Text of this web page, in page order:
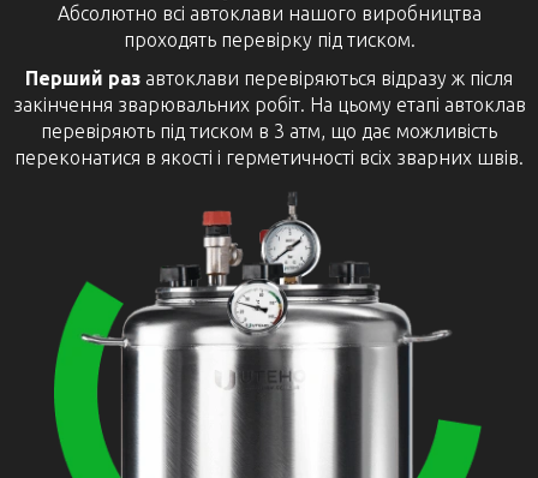
Абсолютно всі автоклави нашого виробництва
проходять перевірку під тиском.
Перший раз автоклави перевіряються відразу ж після
закінчення зварювальних робіт. На цьому етапі автоклав
перевіряють під тиском в 3 атм, що дає можливість
переконатися в якості і герметичності всіх зварних швів.